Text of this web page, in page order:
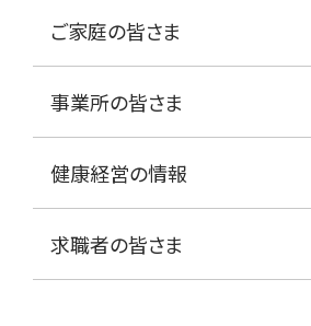
ご家庭の皆さま
事業所の皆さま
健康経営の情報
求職者の皆さま